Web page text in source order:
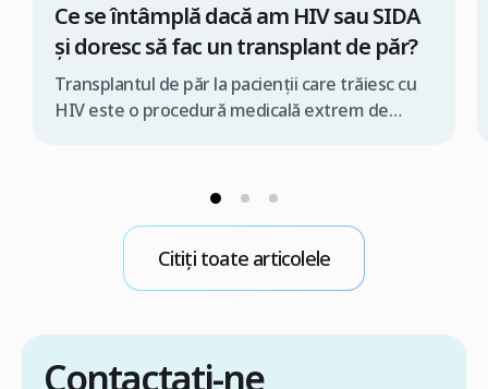
Ce se întâmplă dacă am HIV sau SIDA
și doresc să fac un transplant de păr?
Transplantul de păr la pacienții care trăiesc cu
HIV este o procedură medicală extrem de
controlate. În caz contrar, există riscul
chirurgicale. De aceea, dacă te gândești să faci
un transplant de păr prin tehnica FUE […]
Citiți toate articolele
Contactați-ne